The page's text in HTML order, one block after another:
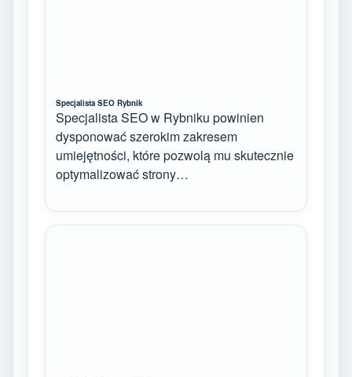
Specjalista SEO Rybnik
Specjalista SEO w Rybniku powinien
dysponować szerokim zakresem
umiejętności, które pozwolą mu skutecznie
optymalizować strony…